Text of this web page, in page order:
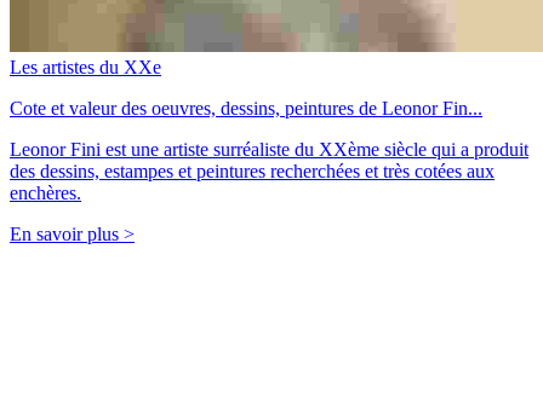
Les artistes du XXe
Cote et valeur des oeuvres, dessins, peintures de Leonor Fin...
Leonor Fini est une artiste surréaliste du XXème siècle qui a produit
des dessins, estampes et peintures recherchées et très cotées aux
enchères.
En savoir plus >